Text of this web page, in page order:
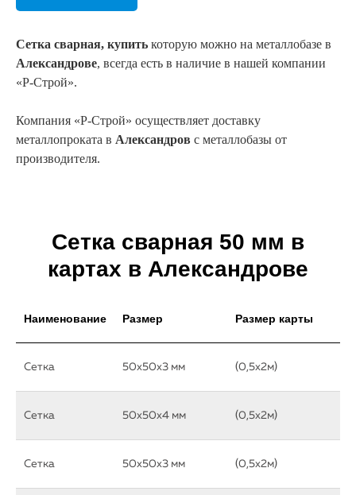
Сетка сварная, купить которую можно на металлобазе в
Александрове, всегда есть в наличие в нашей компании
«Р-Строй».
Компания «Р-Строй» осуществляет доставку
металлопроката в Александров с металлобазы от
производителя.
Сетка сварная 50 мм в
картах в Александрове
Наименование Размер Размер карты
Сетка 50х50х3 мм (0,5х2м)
Сетка 50х50х4 мм (0,5х2м)
Сетка 50х50х3 мм (0,5х2м)